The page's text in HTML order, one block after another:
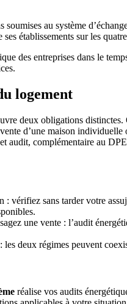
au système
ses établissements sur les
des entreprises dans le
logement
deux obligations
d’une maison
audit, complémentaire au
vérifiez sans tarder votre
une vente : l’audit
deux régimes peuvent
réalise vos audits